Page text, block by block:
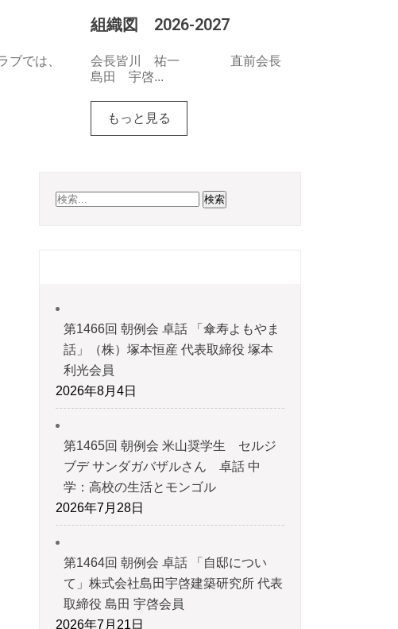
ブでは、
組織図 2026-2027
会長皆川 祐一 直前会長
島田 宇啓...
もっと見る
第1466回 朝例会 卓話 「傘寿よもやま
話」（株）塚本恒産 代表取締役 塚本
利光会員
2026年8月4日
第1465回 朝例会 米山奨学生 セルジ
ブデ サンダガバザルさん 卓話 中
学：高校の生活とモンゴル
2026年7月28日
第1464回 朝例会 卓話 「自邸につい
て」株式会社島田宇啓建築研究所 代表
取締役 島田 宇啓会員
2026年7月21日